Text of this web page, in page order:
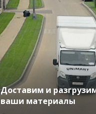
Доставим и
ваши материалы